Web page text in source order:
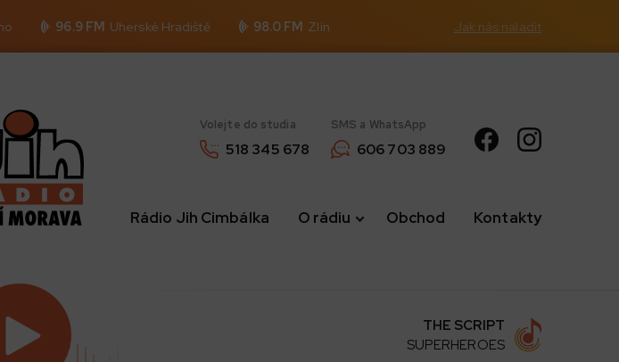
96.9 FM Uherské Hradiště 98.0 FM Zlín Jak nás naladit
Volejte do studia
518 345 678
SMS a WhatsApp
606 703 889
Rádio Jih Cimbálka O rádiu Obchod Kontakty
THE SCRIPT
SUPERHEROES